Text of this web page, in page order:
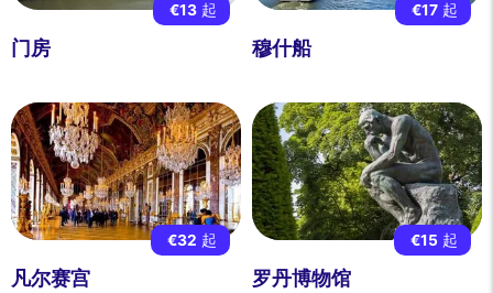
€13 起
门房
€17起
穆什船
€32 起
凡尔赛宫
€15起
罗丹博物馆